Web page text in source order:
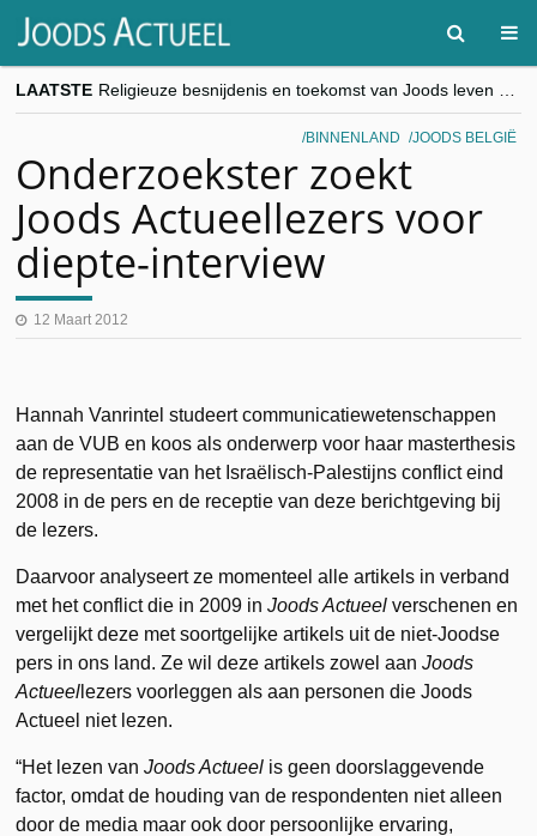
LAATSTE
“Besnijdenisdebat toont hoe moeilijk seculiere Westen minderheden begrijpt”, Jinnih Beels (Vooruit)
CITYTRIP | ROEMENIË – Boekarest: de verrassing van Oost-Europa
BINNENLAND JOODS BELGIË
Onderzoekster zoekt
Joods Actueellezers voor
diepte-interview
12 Maart 2012
Hannah Vanrintel studeert communicatiewetenschappen
aan de VUB en koos als onderwerp voor haar masterthesis
de representatie van het Israëlisch-Palestijns conflict eind
2008 in de pers en de receptie van deze berichtgeving bij
de lezers.
Daarvoor analyseert ze momenteel alle artikels in verband
met het conflict die in 2009 inJoods Actueel verschenen en
vergelijkt deze met soortgelijke artikels uit de niet-Joodse
pers in ons land. Ze wil deze artikels zowel aanJoods
Actueel lezers voorleggen als aan personen die Joods
Actueel niet lezen.
“Het lezen vanJoods Actueel is geen doorslaggevende
factor, omdat de houding van de respondenten niet alleen
door de media maar ook door persoonlijke ervaring,